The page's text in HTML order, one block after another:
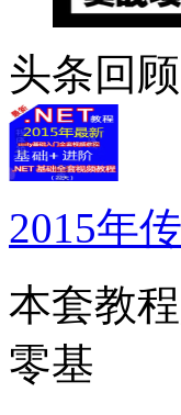
头条回顾
2015年
本套教
零基